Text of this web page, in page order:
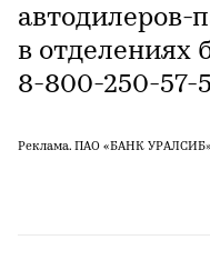
автодилеров-
в отделениях
8-800-250-57-
Реклама. ПАО «БАНК